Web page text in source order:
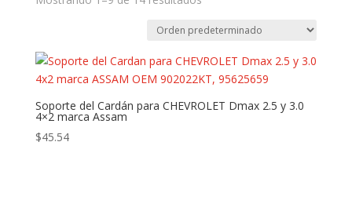
Soporte del Cardán para CHEVROLET Dmax 2.5 y 3.0
4×2 marca Assam
$45.54